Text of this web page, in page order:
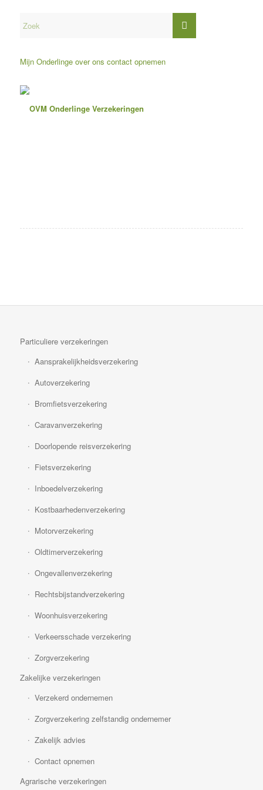
Mijn Onderlinge over ons contact opnemen
Particuliere verzekeringen
Aansprakelijkheidsverzekering
Autoverzekering
Bromfietsverzekering
Caravanverzekering
Doorlopende reisverzekering
Fietsverzekering
Inboedelverzekering
Kostbaarhedenverzekering
Motorverzekering
Oldtimerverzekering
Ongevallenverzekering
Rechtsbijstandverzekering
Woonhuisverzekering
Verkeersschade verzekering
Zorgverzekering
Zakelijke verzekeringen
Verzekerd ondernemen
Zorgverzekering zelfstandig ondernemer
Zakelijk advies
Contact opnemen
Agrarische verzekeringen